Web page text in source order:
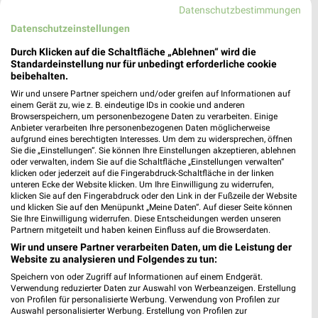
Pforzheimer Str. 71
75015 Bretten
Heute 07:00 - 21:00 Uhr |
509,24 km • Angebote: 2 Prospekte
Angebote-Kalender für NORMA in
Bretten und Umgebung
Aug.
10 Mo 11Di 12 Mi 13Do 14Fr
NORMA - Angebote ab 10.08.
Datenschutzbestimmungen
Datenschutzeinstellungen
Durch Klicken auf die Schaltfläche „Ablehnen“ wird die
Standardeinstellung nur für unbedingt erforderliche cookie
beibehalten.
Wir und unsere Partner speichern und/oder greifen auf Informationen auf
einem Gerät zu, wie z. B. eindeutige IDs in cookie und anderen
Browserspeichern, um personenbezogene Daten zu verarbeiten. Einige
Anbieter verarbeiten Ihre personenbezogenen Daten möglicherweise
aufgrund eines berechtigten Interesses. Um dem zu widersprechen, öffnen
Sie die „Einstellungen“. Sie können Ihre Einstellungen akzeptieren, ablehnen
oder verwalten, indem Sie auf die Schaltfläche „Einstellungen verwalten“
klicken oder jederzeit auf die Fingerabdruck-Schaltfläche in der linken
unteren Ecke der Website klicken. Um Ihre Einwilligung zu widerrufen,
klicken Sie auf den Fingerabdruck oder den Link in der Fußzeile der Website
und klicken Sie auf den Menüpunkt „Meine Daten“. Auf dieser Seite können
Sie Ihre Einwilligung widerrufen. Diese Entscheidungen werden unseren
Partnern mitgeteilt und haben keinen Einfluss auf die Browserdaten.
Wir und unsere Partner verarbeiten Daten, um die Leistung der
Website zu analysieren und Folgendes zu tun:
Speichern von oder Zugriff auf Informationen auf einem Endgerät.
Verwendung reduzierter Daten zur Auswahl von Werbeanzeigen. Erstellung
von Profilen für personalisierte Werbung. Verwendung von Profilen zur
Auswahl personalisierter Werbung. Erstellung von Profilen zur